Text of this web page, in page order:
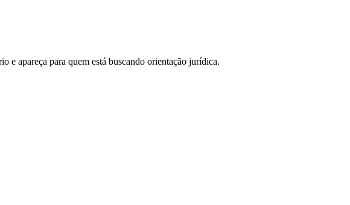
e apareça para quem está buscando orientação jurídica.